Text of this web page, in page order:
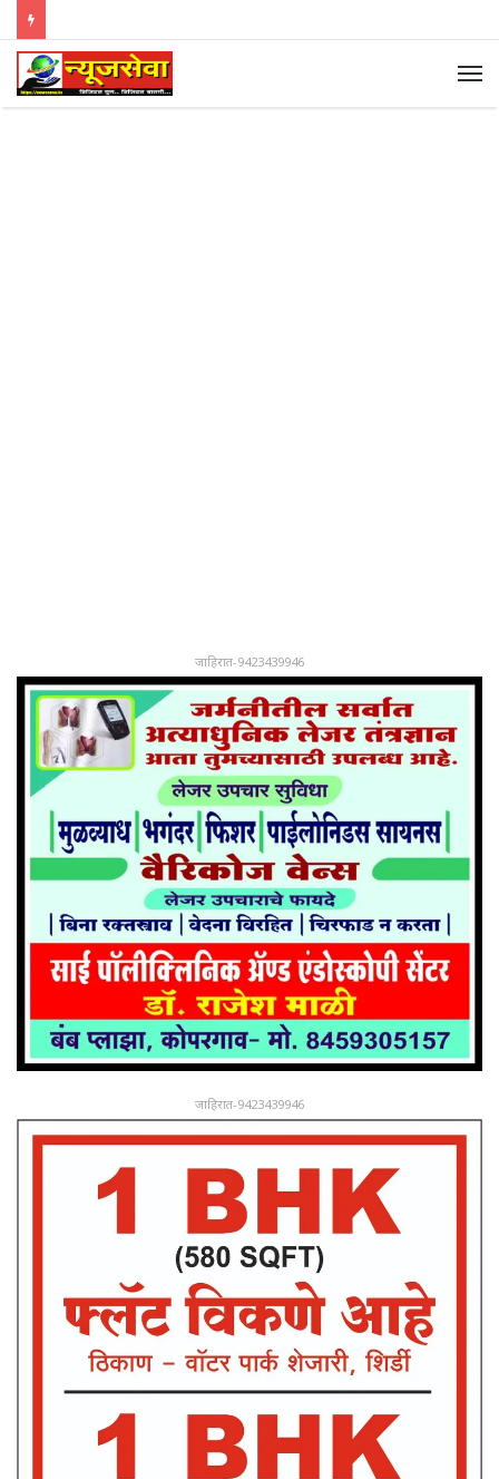
जाहिरात-9423439946
जाहिरात-9423439946